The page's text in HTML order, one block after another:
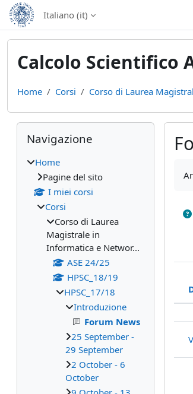
Vai al contenuto principale
Italiano ‎(it)‎
Calcolo Scientifico
Home Corsi Corso di Laurea
Blocchi
Salta Navigazione
Navigazione
Home
Pagine del sito
I miei corsi
Corsi
Corso di Laurea
Magistrale in
Informatica e Networ...
ASE 24/25
HPSC_18/19
HPSC_17/18
Introduzione
Forum News
25 September -
29 September
2 October - 6
October